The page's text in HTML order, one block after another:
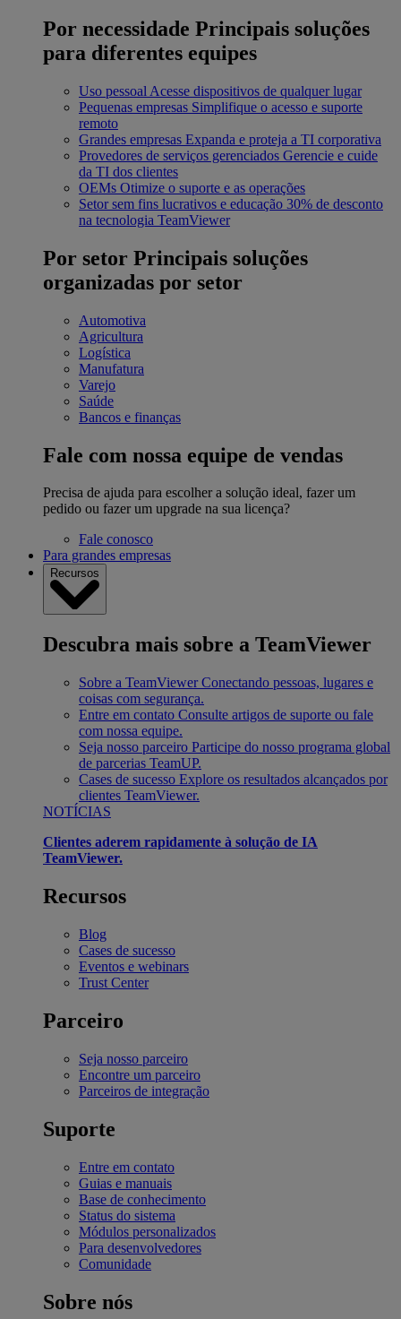
Por necessidade Principais soluções
para diferentes equipes
Uso pessoal Acesse dispositivos de qualquer lugar
Pequenas empresas Simplifique o acesso e suporte
remoto
Grandes empresas Expanda e proteja a TI corporativa
Provedores de serviços gerenciados Gerencie e cuide
da TI dos clientes
OEMs Otimize o suporte e as operações
Setor sem fins lucrativos e educação 30% de desconto
na tecnologia TeamViewer
Por setor Principais soluções
organizadas por setor
Automotiva
Agricultura
Logística
Manufatura
Varejo
Saúde
Bancos e finanças
Fale com nossa equipe de vendas
Precisa de ajuda para escolher a solução ideal, fazer um
pedido ou fazer um upgrade na sua licença?
Fale conosco
Para grandes empresas
Recursos
Descubra mais sobre a TeamViewer
Sobre a TeamViewer Conectando pessoas, lugares e
coisas com segurança.
Entre em contato Consulte artigos de suporte ou fale
com nossa equipe.
Seja nosso parceiro Participe do nosso programa global
de parcerias TeamUP.
Cases de sucesso Explore os resultados alcançados por
clientes TeamViewer.
NOTÍCIAS
Clientes aderem rapidamente à solução de IA
TeamViewer.
Recursos
Blog
Cases de sucesso
Eventos e webinars
Trust Center
Parceiro
Seja nosso parceiro
Encontre um parceiro
Parceiros de integração
Suporte
Entre em contato
Guias e manuais
Base de conhecimento
Status do sistema
Módulos personalizados
Para desenvolvedores
Comunidade
Sobre nós